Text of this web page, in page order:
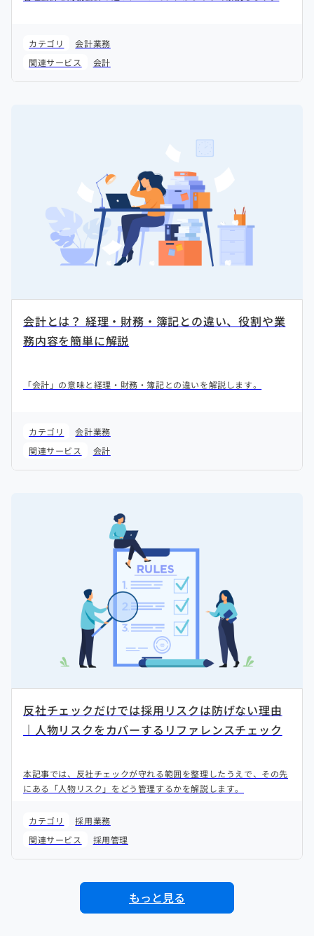
カテゴリ
会計業務
関連サービス
会計
会計とは？ 経理・財務・簿記との違い、役割や業
務内容を簡単に解説
「会計」の意味と経理・財務・簿記との違いを解説します。
カテゴリ
会計業務
関連サービス
会計
反社チェックだけでは採用リスクは防げない理由
｜人物リスクをカバーするリファレンスチェック
本記事では、反社チェックが守れる範囲を整理したうえで、その先
にある「人物リスク」をどう管理するかを解説します。
カテゴリ
採用業務
関連サービス
採用管理
もっと見る